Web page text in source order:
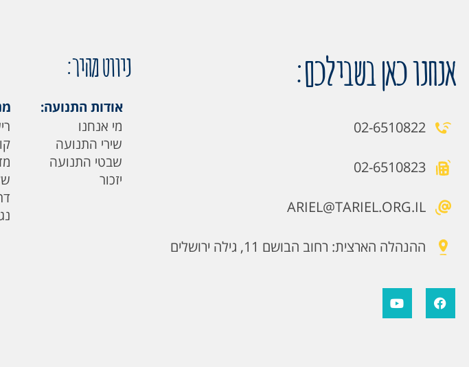
אנחנו כאן בשבילכם:
02-6510822
02-6510823
ARIEL@TARIEL.ORG.IL
ההנהלה הארצית: רחוב הבושם 11, גילה ירושלים
ניווט מהיר:
אודות התנועה:
מי אנחנו
שירי התנועה
שבטי התנועה
יזכור